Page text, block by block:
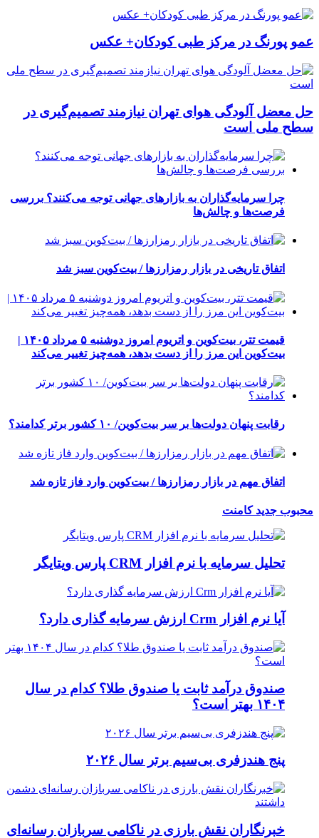
عمو پورنگ در مرکز طبی کودکان+ عکس
حل معضل آلودگی هوای تهران نیازمند تصمیم‌گیری در
سطح ملی است
چرا سرمایه‌گذاران به بازارهای جهانی توجه می‌کنند؟ بررسی
فرصت‌ها و چالش‌ها
اتفاق تاریخی در بازار رمزارزها / بیت‌کوین سبز شد
قیمت تتر، بیت‌کوین و اتریوم امروز دوشنبه ۵ مرداد ۱۴۰۵ |
بیت‌کوین این مرز را از دست بدهد، همه‌چیز تغییر می‌کند
رقابت پنهان دولت‌ها بر سر بیت‌کوین/ ۱۰ کشور برتر کدامند؟
اتفاق مهم در بازار رمزارزها / بیت‌کوین وارد فاز تازه شد
محبوب جدیدکامنت
تحلیل سرمایه با نرم افزار CRM پارس ویتایگر
آیا نرم افزار Crm ارزش سرمایه گذاری دارد؟
صندوق درآمد ثابت یا صندوق طلا؟ کدام در سال
۱۴۰۴ بهتر است؟
پنج هندزفری بی‌سیم برتر سال ۲۰۲۶
خبرنگاران نقش بارزی در ناکامی سربازان رسانه‌ای